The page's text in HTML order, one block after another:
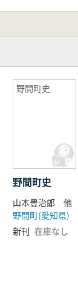
野間町史
野間町史
山本豊治郎 他
野間町(愛知県)
新刊 在庫なし